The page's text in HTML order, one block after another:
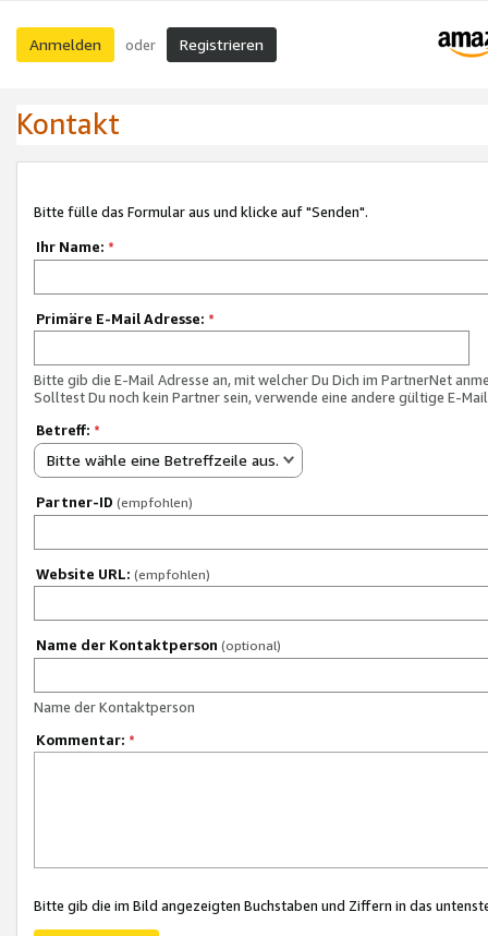
Anmelden oder Registrieren
Kontakt
Bitte fülle das Formular aus und klicke auf "Senden".
Ihr Name: *
Primäre E-Mail Adresse: *
Bitte gib die E-Mail Adresse an, mit welcher Du Dich im PartnerNet
Solltest Du noch kein Partner sein, verwende eine andere gültige E-
Betreff: *
Bitte wähle eine Betreffzeile aus.
Partner-ID (empfohlen)
Website URL: (empfohlen)
Name der Kontaktperson (optional)
Name der Kontaktperson
Kommentar: *
Bitte gib die im Bild angezeigten Buchstaben und Ziffern in das